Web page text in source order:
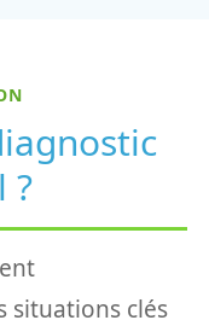
?
situations clés